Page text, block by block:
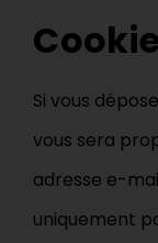
Si vous
vous sera
adresse e-
uniquement